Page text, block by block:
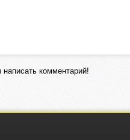
написать комментарий!